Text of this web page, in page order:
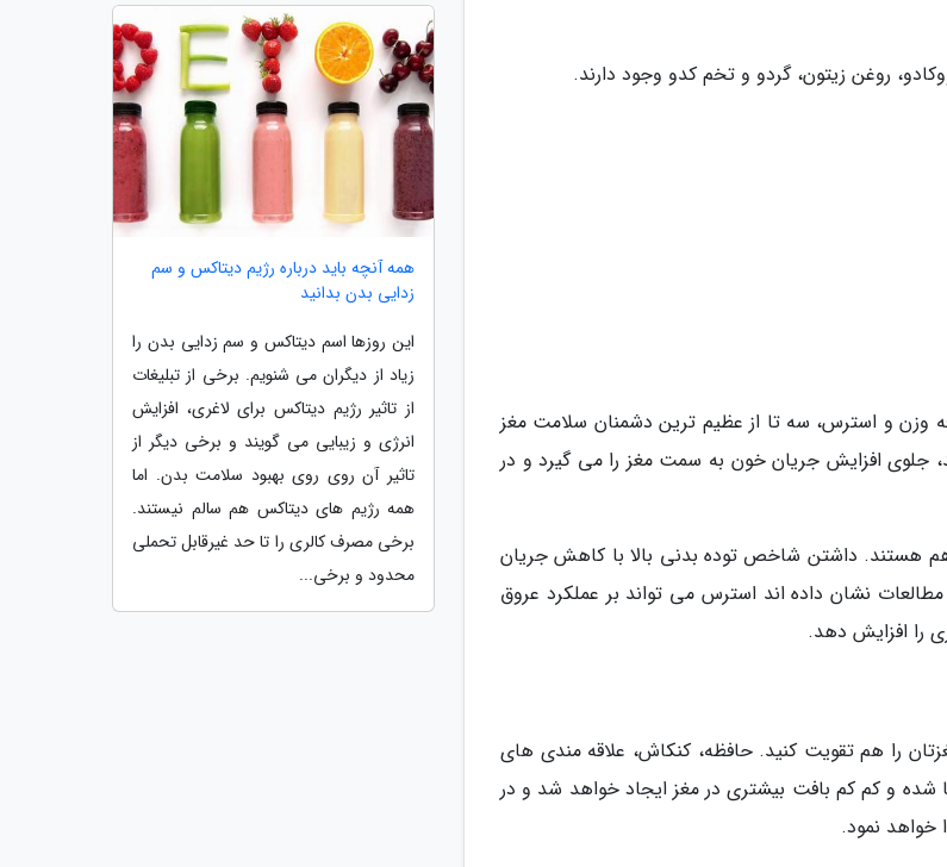
روغن زیتون، گردو و تخم کدو وجود دارند.
وزن و استرس، سه تا از عظیم ترین دشمنان سلامت مغز
جلوی افزایش جریان خون به سمت مغز را می گیرد و در
هستند. داشتن شاخص توده بدنی بالا با کاهش جریان
نشان داده اند استرس می تواند بر عملکرد عروق
را افزایش دهد.
را هم تقویت کنید. حافظه، کنکاش، علاقه مندی های
شده و کم کم بافت بیشتری در مغز ایجاد خواهد شد و در
خواهد نمود.
همه آنچه باید درباره رژیم دیتاکس و سم
زدایی بدن بدانید
این روزها اسم دیتاکس و سم زدایی بدن را
زیاد از دیگران می شنویم. برخی از تبلیغات
از تاثیر رژیم دیتاکس برای لاغری، افزایش
انرژی و زیبایی می گویند و برخی دیگر از
تاثیر آن روی روی بهبود سلامت بدن. اما
همه رژیم های دیتاکس هم سالم نیستند.
برخی مصرف کالری را تا حد غیرقابل تحملی
محدود و برخی...